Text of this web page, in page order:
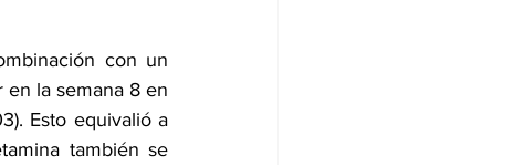
con un
en la semana 8 en
Esto equivalió a
también se